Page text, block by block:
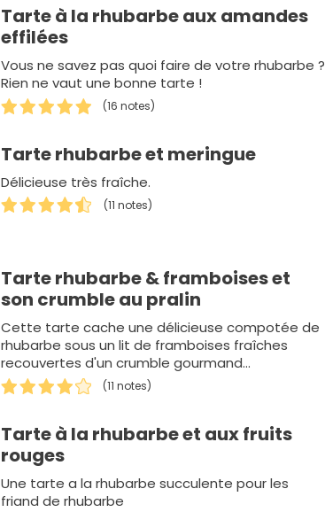
Tarte à la rhubarbe aux amandes
effilées
Vous ne savez pas quoi faire de votre rhubarbe ?
Rien ne vaut une bonne tarte !
(16 notes)
Tarte rhubarbe et meringue
Délicieuse très fraîche.
(11 notes)
Tarte rhubarbe & framboises et
son crumble au pralin
Cette tarte cache une délicieuse compotée de
rhubarbe sous un lit de framboises fraîches
recouvertes d'un crumble gourmand...
(11 notes)
Tarte à la rhubarbe et aux fruits
rouges
Une tarte a la rhubarbe succulente pour les
friand de rhubarbe